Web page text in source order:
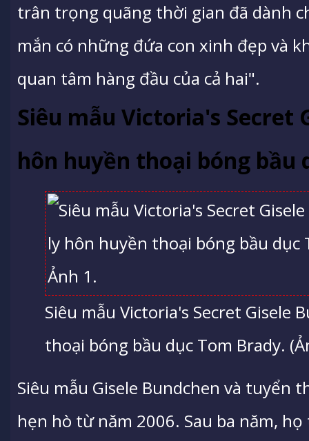
trân trọng quãng thời gian đã dành
mắn có những đứa con xinh đẹp và
quan tâm hàng đầu của cả hai".
Siêu mẫu Victoria's Secret
hôn huyền thoại bóng bầu
Siêu mẫu Victoria's Secret Gisele
thoại bóng bầu dục Tom Brady.
Siêu mẫu Gisele Bundchen và tuyển
hẹn hò từ năm 2006. Sau ba năm,